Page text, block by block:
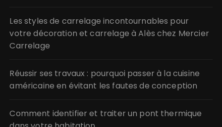
Les styles de carrelage incontournables pour
votre décoration et carrelage à Alès chez Mercier
Carrelage
Réussir ses travaux : pourquoi passer à la cuisine
américaine en évitant les fautes de conception
Comment identifier et traiter un pont thermique